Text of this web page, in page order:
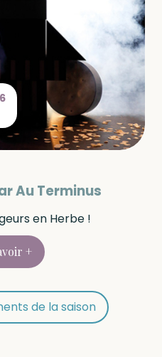
Au Terminus
en Herbe !
+
de la saison